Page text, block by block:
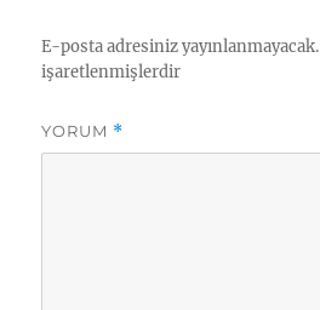
E-posta adresiniz yayınlanmayacak.
işaretlenmişlerdir
YORUM *